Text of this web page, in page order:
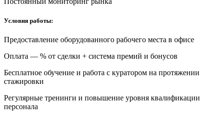
Условия работы:
Предоставление оборудованного рабочего места в офисе
Оплата — % от сделки + система премий и бонусов
Бесплатное обучение и работа с куратором на протяжении
стажировки
Регулярные тренинги и повышение уровня квалификации
персонала